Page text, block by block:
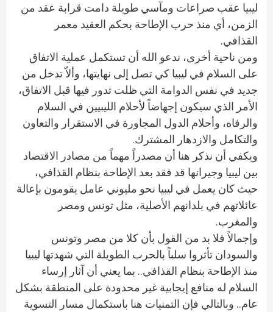
ليبيا عقب صراعات ومآسي طويلة دامت قرابة عقد من
الزمن، أي منذ حرب الإطاحة بحكم العقيد معمر
القذافي.
ومن ناحية أخرى، ندعو الله أن تستكمل عملية الاتفاق
على السلام في ليبيا كي تصل إلى نهايتها، وألاّ تدخل من
جديد في نفس الدوامة التي ظلت تدور فيها قبل الاتفاق،
الأمر الذي سيكون إجهاضاً لأحلام الليبيين في السلام
والرفاه، وأحلام الدول المجاورة في الاستقرار والتعاون
والتكامل والازدهار المشترك.
ويكفي أن نذكر هنا أن مصدراً مهماً من مصادر الاقتصاد
بين ليبيا وجيرانها قد فقد بعد الإطاحة بنظام القذافي،
حيث كان يعمل في ليبيا نحو مليوني عامل يقومون بإعالة
عائلاتهم في بلدانهم الأصلية، مثل تونس ومصر
والمغرب.
وإجمالاً فلا بد من القول بأن كلا من مصر وتونس
والسودان تأثروا سلباً بالحرب الطويلة التي شهدتها ليبيا
منذ الإطاحة بنظام القذافي.. بما يعني أن آثار إرساء
السلام له منافع إيجابية غير محدودة على المنطقة بشكل
عام.. وبالتالي فإن التمنيات هنا باستكمال مسار التسوية